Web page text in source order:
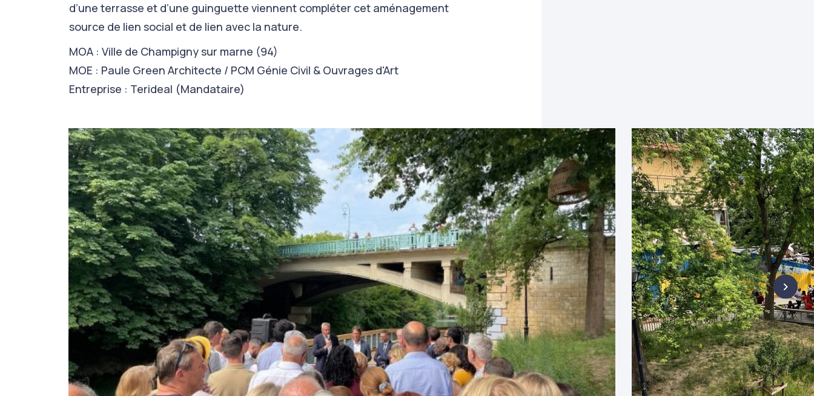
d’une terrasse et d’une guinguette viennent compléter cet aménagement
source de lien social et de lien avec la nature.
MOA : Ville de Champigny sur marne (94)
MOE : Paule Green Architecte / PCM Génie Civil & Ouvrages d'Art
Entreprise : Terideal (Mandataire)